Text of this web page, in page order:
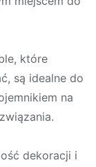
które
są idealne do
na
dekoracji i